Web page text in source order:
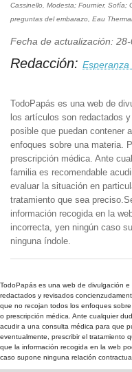
Cassinello, Modesta; Fournier, Sofía;
preguntas del embarazo, Eau
Fecha de actualización:
Redacción: Esperanza
TodoPapás es una web de
los artículos son redactados
posible que puedan contener
enfoques sobre una materia.
prescripción médica. Ante
familia es recomendable
evaluar la situación en
tratamiento que sea
información recogida en la
incorrecta, yen ningún caso
ninguna índole.
TodoPapás es una web de divulgación
redactados y revisados
que no recojan todos los enfoques
o prescripción médica. Ante cualquier
acudir a una consulta médica para que
eventualmente, prescribir el tratamiento
que la información recogida en la web
caso supone ninguna relación